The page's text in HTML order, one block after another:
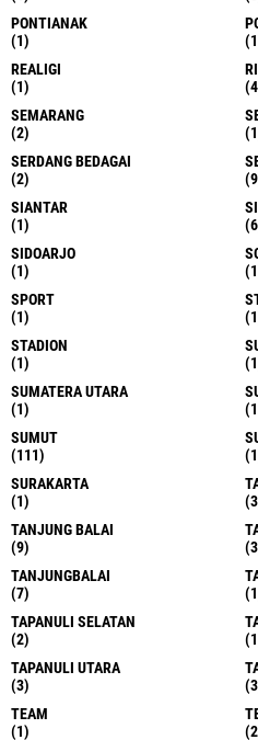
PONTIANAK
(1)
REALIGI
(1)
SEMARANG
(2)
SERDANG BEDAGAI
(2)
SIANTAR
(1)
SIDOARJO
(1)
SPORT
(1)
STADION
(1)
SUMATERA UTARA
(1)
SUMUT
(111)
SURAKARTA
(1)
TANJUNG BALAI
(9)
TANJUNGBALAI
(7)
TAPANULI SELATAN
(2)
TAPANULI UTARA
(3)
TEAM
(1)